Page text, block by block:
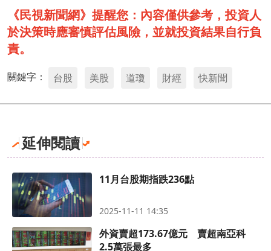
《民視新聞網》提醒您：內容僅供參考，投資人
於決策時應審慎評估風險，並就投資結果自行負
責。
關鍵字： 台股 美股 道瓊 財經 快新聞
延伸閱讀
11月台股期指跌236點
2025-11-11 14:35
外資賣超173.67億元 賣超南亞科
2.5萬張最多